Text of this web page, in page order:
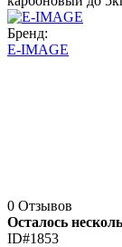
Бренд:
E-IMAGE
0 Отзывов
Осталось
ID#1853